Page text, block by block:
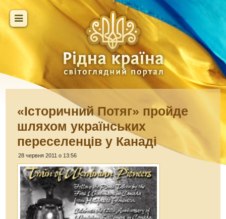
«Історичний Потяг» пройде
шляхом українських
переселенців у Канаді
28 червня 2011 о 13:56